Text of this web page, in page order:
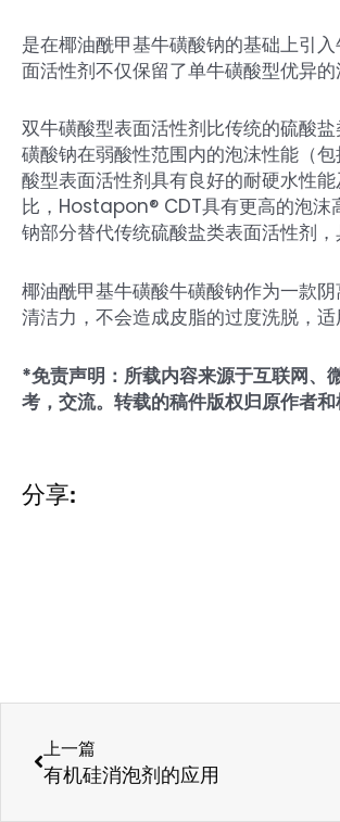
是在椰油酰甲基牛磺酸钠的基础上引
面活性剂不仅保留了单牛磺酸型优异
双牛磺酸型表面活性剂比传统的硫酸
磺酸钠在弱酸性范围内的泡沫性能（
酸型表面活性剂具有良好的耐硬水性
比，Hostapon® CDT具有更高的泡沫
钠部分替代传统硫酸盐类表面活性剂
椰油酰甲基牛磺酸牛磺酸钠作为一款
清洁力，不会造成皮脂的过度洗脱，
*免责声明：所载内容来源于互联网、
考，交流。转载的稿件版权归原作者
分享:
上一篇
有机硅消泡剂的应用